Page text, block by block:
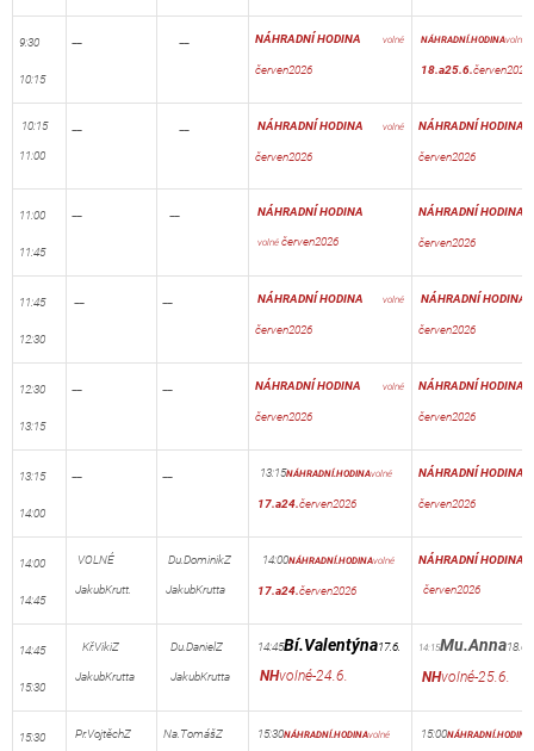
9:30
10:15
NÁHRADNÍHODINA volné
červen2026
NÁHRADNÍ.HODINAvolné
18.a25.6.červen2026
10:15
11:00
NÁHRADNÍHODINA volné
červen2026
NÁHRADNÍ
červen2026
11:00
11:45
NÁHRADNÍHODINA
volné červen2026
NÁHRADNÍ
červen2026
11:45
12:30
NÁHRADNÍHODINA volné
červen2026
NÁHRADNÍ
červen2026
12:30
13:15
NÁHRADNÍHODINA volné
červen2026
NÁHRADNÍ
červen2026
13:15
14:00
13:15NÁHRADNÍ.HODINAvolné
17.a24.červen2026
NÁHRADNÍ
červen2026
14:00
14:45
VOLNÉ
JakubKrutt.
Du.DominikZ
JakubKrutta
14:00NÁHRADNÍ.HODINAvolné
17.a24.červen2026
NÁHRADNÍ
červen2026
14:45
15:30
Kř.VikiZ
JakubKrutta
Du.DanielZ
JakubKrutta
14:45Bí.Valentýna17.6.
NHvolné-24.6.
14:15Mu.Anna18.6.
NHvolné-25.6.
15:30 Pr.VojtěchZ Na.TomášZ 15:30NÁHRADNÍ.HODINAvolné 15:00NÁHRADNÍ.HODINA